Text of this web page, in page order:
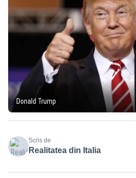
Donald Trump
Scris de
Realitatea din Italia